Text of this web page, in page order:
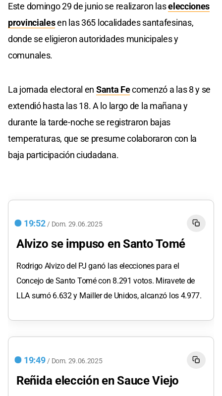
Este domingo 29 de junio se realizaron laselecciones
provincialesen las 365 localidades santafesinas,
donde se eligieron autoridades municipales y
comunales.
La jornada electoral en Santa Fecomenzó a las 8 y se
extendió hasta las 18. A lo largo de la mañana y
durante la tarde-noche se registraron bajas
temperaturas, que se presume colaboraron con la
baja participación ciudadana.
19:52 / Dom. 29.06.2025
Alvizo se impuso en Santo Tomé
Rodrigo Alvizo del PJ ganó las elecciones para el
Concejo de Santo Tomé con 8.291 votos. Miravete de
LLA sumó 6.632 y Mailler de Unidos, alcanzó los 4.977.
19:49 / Dom. 29.06.2025
Reñida elección en Sauce Viejo